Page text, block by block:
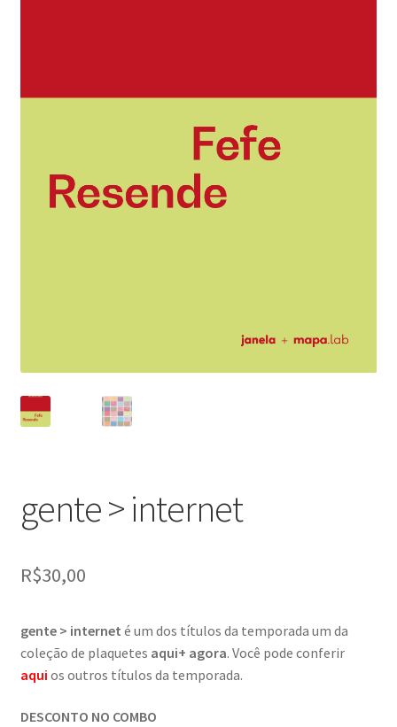
gente > internet
R$30,00
gente > internet é um dos títulos da temporada um da
coleção de plaquetes aqui+ agora. Você pode conferir
aqui os outros títulos da temporada.
DESCONTO NO COMBO